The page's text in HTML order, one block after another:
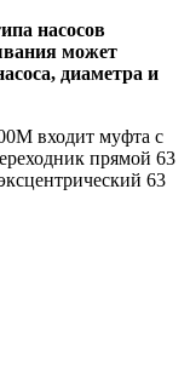
насосов
может
диаметра и
входит муфта с
прямой 63
63